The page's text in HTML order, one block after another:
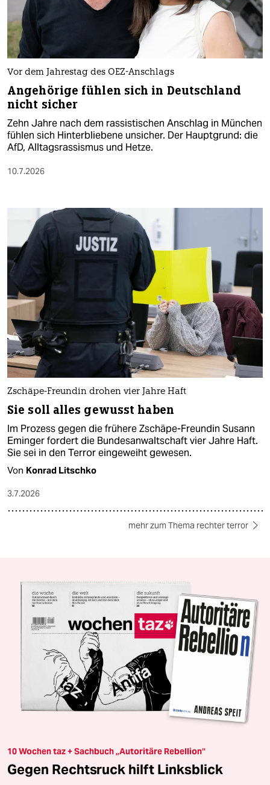
Vor dem Jahrestag des OEZ-Anschlags
Angehörige fühlen sich in Deutschland
nicht sicher
Zehn Jahre nach dem rassistischen Anschlag in München
fühlen sich Hinterbliebene unsicher. Der Hauptgrund: die
AfD, Alltagsrassismus und Hetze.
10.7.2026
Zschäpe-Freundin drohen vier Jahre Haft
Sie soll alles gewusst haben
Im Prozess gegen die frühere Zschäpe-Freundin Susann
Eminger fordert die Bundesanwaltschaft vier Jahre Haft.
Sie sei in den Terror eingeweiht gewesen.
Von Konrad Litschko
3.7.2026
mehr zum Thema rechter terror
10 Wochen taz + Sachbuch „Autoritäre Rebellion“
Gegen Rechtsruck hilft Linksblick